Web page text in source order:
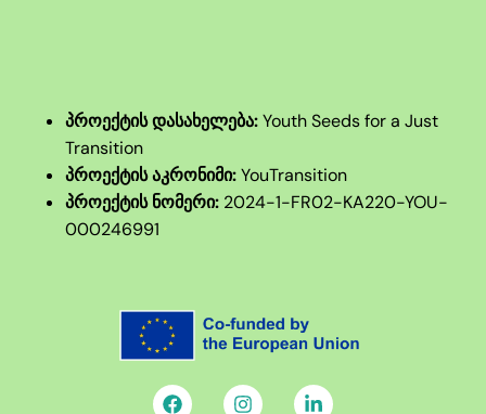
პროექტის დასახელება:Youth Seeds for a Just
Transition
პროექტის აკრონიმი:YouTransition
პროექტის ნომერი: 2024-1-FR02-KA220-YOU-
000246991